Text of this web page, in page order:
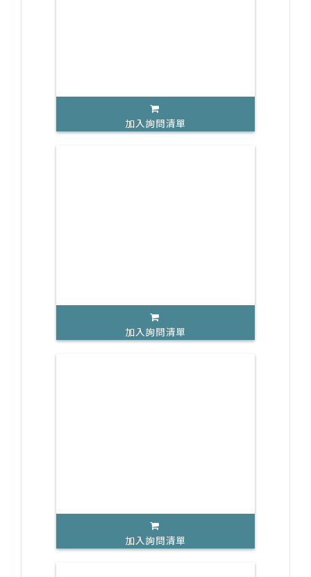
加入詢問清單
加入詢問清單
加入詢問清單